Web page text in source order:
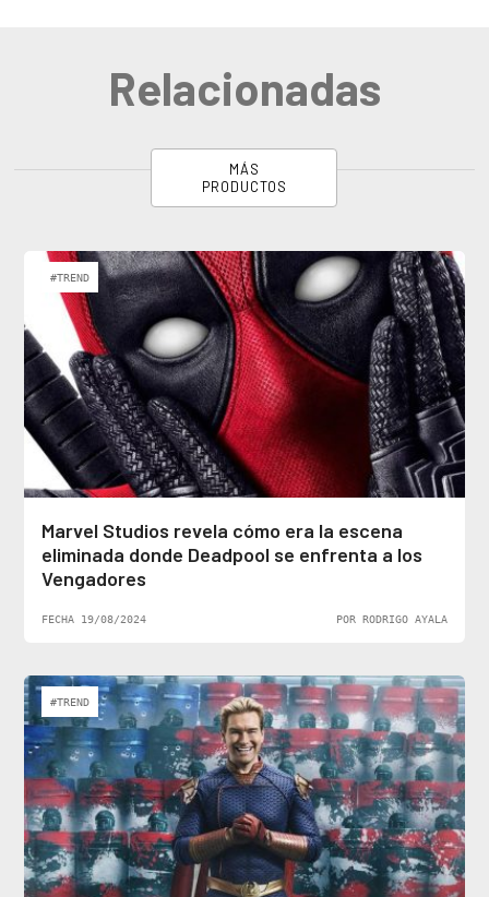
Relacionadas
MÁS
PRODUCTOS
#TREND
Marvel Studios revela cómo era la escena
eliminada donde Deadpool se enfrenta a los
Vengadores
FECHA 19/08/2024 POR RODRIGO AYALA
#TREND